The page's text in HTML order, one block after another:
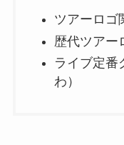
ツアーロゴ
歴代ツアー
ライブ定番
わ）